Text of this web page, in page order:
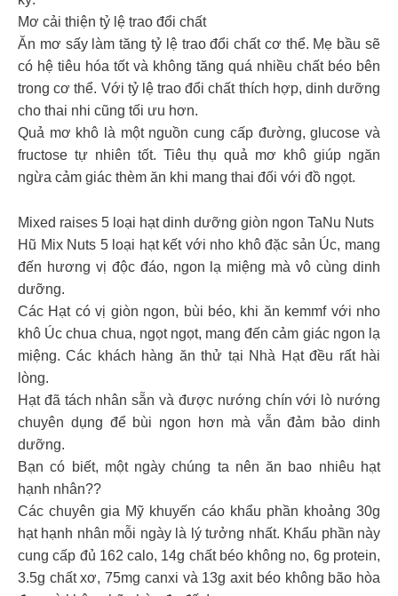
Mơ cải thiện tỷ lệ trao đổi chất
Ăn mơ sấy làm tăng tỷ lệ trao đổi chất cơ thể. Mẹ bầu sẽ
có hệ tiêu hóa tốt và không tăng quá nhiều chất béo bên
trong cơ thể. Với tỷ lệ trao đổi chất thích hợp, dinh dưỡng
cho thai nhi cũng tối ưu hơn.
Quả mơ khô là một nguồn cung cấp đường, glucose và
fructose tự nhiên tốt. Tiêu thụ quả mơ khô giúp ngăn
ngừa cảm giác thèm ăn khi mang thai đối với đồ ngọt.
Mixed raises 5 loại hạt dinh dưỡng giòn ngon TaNu Nuts
Hũ Mix Nuts 5 loại hạt kết với nho khô đặc sản Úc, mang
đến hương vị độc đáo, ngon lạ miệng mà vô cùng dinh
dưỡng.
Các Hạt có vị giòn ngon, bùi béo, khi ăn kemmf với nho
khô Úc chua chua, ngọt ngọt, mang đến cảm giác ngon lạ
miệng. Các khách hàng ăn thử tại Nhà Hạt đều rất hài
lòng.
Hạt đã tách nhân sẵn và được nướng chín với lò nướng
chuyên dụng để bùi ngon hơn mà vẫn đảm bảo dinh
dưỡng.
Bạn có biết, một ngày chúng ta nên ăn bao nhiêu hạt
hạnh nhân??
Các chuyên gia Mỹ khuyến cáo khẩu phần khoảng 30g
hạt hạnh nhân mỗi ngày là lý tưởng nhất. Khẩu phần này
cung cấp đủ 162 calo, 14g chất béo không no, 6g protein,
3.5g chất xơ, 75mg canxi và 13g axit béo không bão hòa